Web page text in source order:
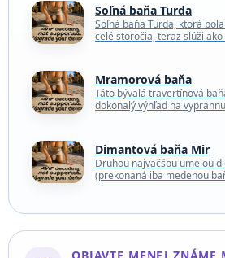
Soľná baňa Turda
Soľná baňa Turda, ktorá
celé storočia, teraz slúži
Mramorová baňa
Táto bývalá travertínová
dokonalý výhľad na
Dimantová baňa Mir
Druhou najväčšou umelou
(prekonaná iba medenou